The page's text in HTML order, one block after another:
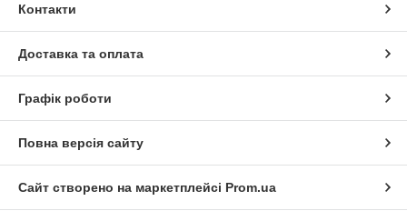
Контакти
Доставка та оплата
Графік роботи
Повна версія сайту
Сайт створено на маркетплейсі Prom.ua